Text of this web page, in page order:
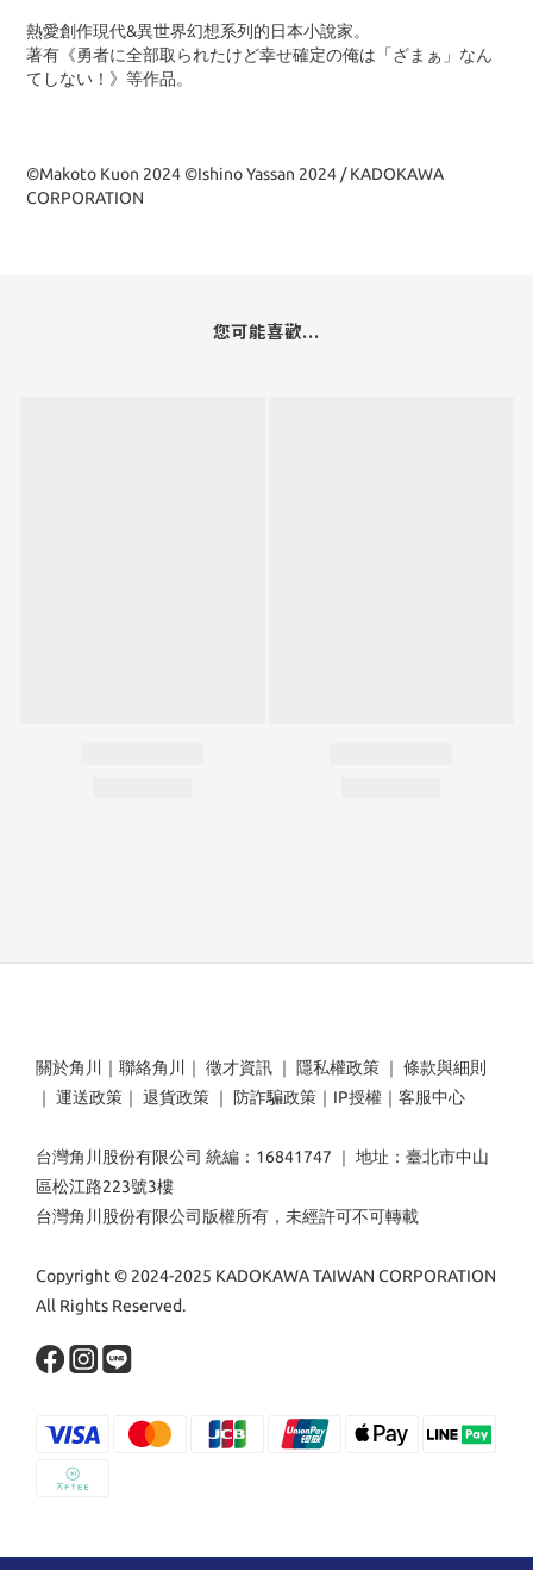
熱愛創作現代&異世界幻想系列的日本小說家。
著有《勇者に全部取られたけど幸せ確定の俺は「ざまぁ」なん
てしない！》等作品。
©Makoto Kuon 2024 ©Ishino Yassan 2024 / KADOKAWA
CORPORATION
您可能喜歡...
關於角川 ｜ 聯絡角川 ｜ 徵才資訊 ｜ 隱私權政策 ｜ 條款與細則
｜ 運送政策 ｜ 退貨政策 ｜ 防詐騙政策 ｜ IP授權 ｜ 客服中心
台灣角川股份有限公司 統編：16841747 ｜ 地址：臺北市中山
區松江路223號3樓
台灣角川股份有限公司版權所有，未經許可不可轉載
Copyright © 2024-2025 KADOKAWA TAIWAN CORPORATION
All Rights Reserved.